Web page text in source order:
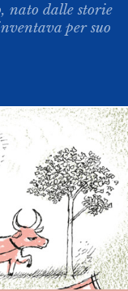
nato dalle storie
per suo